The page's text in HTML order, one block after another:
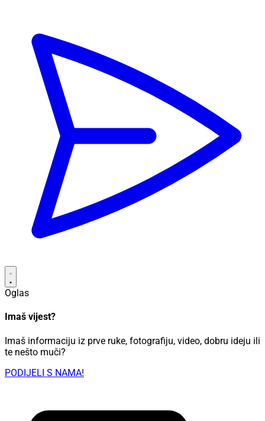
Oglas
Imaš vijest?
Imaš informaciju iz prve ruke, fotografiju, video, dobru ideju ili
te nešto muči?
PODIJELI S NAMA!